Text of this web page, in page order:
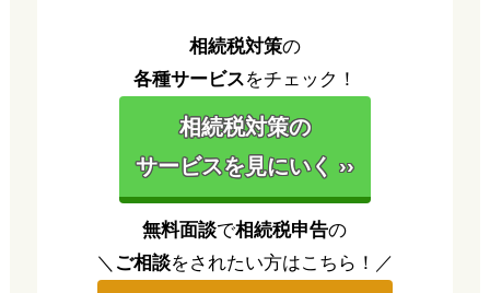
相続税対策の
各種サービスをチェック！
相続税対策の
サービスを見にいく ››
無料面談で相続税申告の
＼ ご相談をされたい方はこちら！／